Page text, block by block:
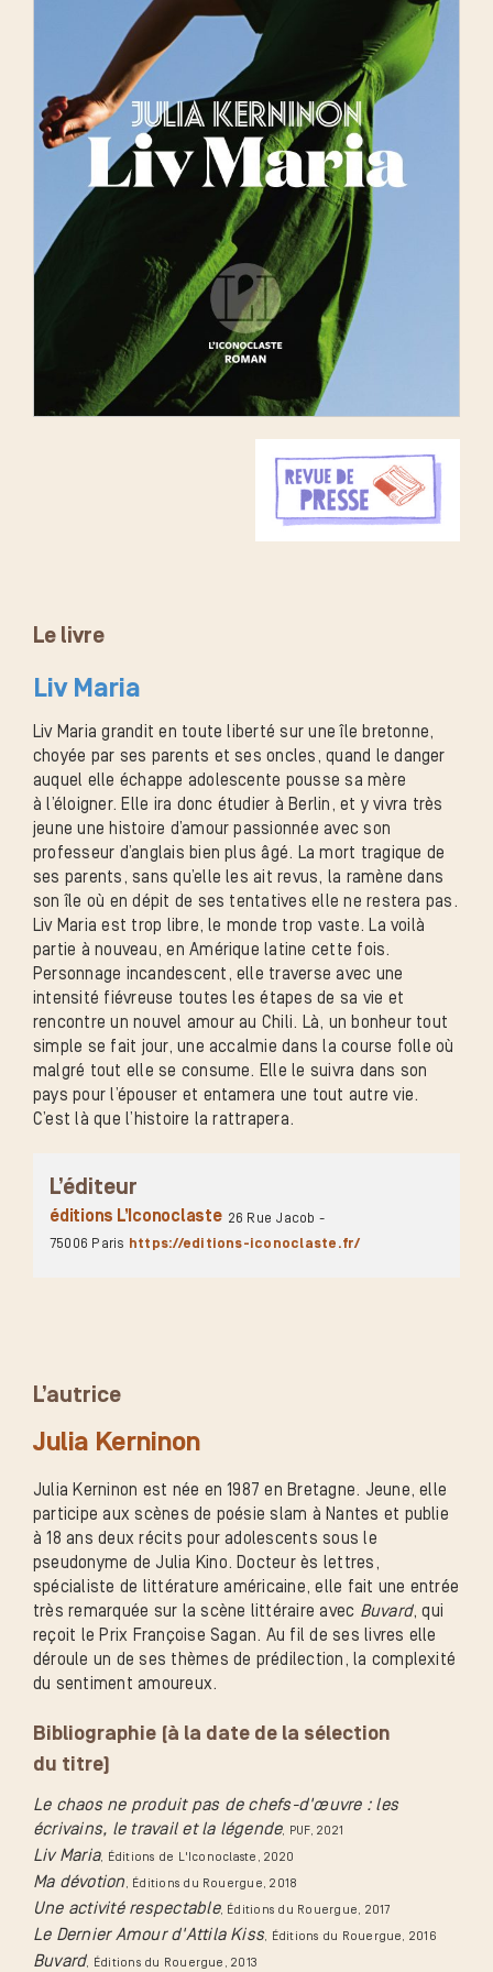
Le livre
Liv Maria
Liv Maria grandit en toute liberté sur une île bretonne,
choyée par ses parents et ses oncles, quand le danger
auquel elle échappe adolescente pousse sa mère
à l’éloigner. Elle ira donc étudier à Berlin, et y vivra très
jeune une histoire d’amour passionnée avec son
professeur d’anglais bien plus âgé. La mort tragique de
ses parents, sans qu’elle les ait revus, la ramène dans
son île où en dépit de ses tentatives elle ne restera pas.
Liv Maria est trop libre, le monde trop vaste. La voilà
partie à nouveau, en Amérique latine cette fois.
Personnage incandescent, elle traverse avec une
intensité fiévreuse toutes les étapes de sa vie et
rencontre un nouvel amour au Chili. Là, un bonheur tout
simple se fait jour, une accalmie dans la course folle où
malgré tout elle se consume. Elle le suivra dans son
pays pour l’épouser et entamera une tout autre vie.
C’est là que l’histoire la rattrapera.
L’éditeur
éditions L’Iconoclaste 26 Rue Jacob -
75006 Paris https://editions-iconoclaste.fr/
L’autrice
Julia Kerninon
Julia Kerninon est née en 1987 en Bretagne. Jeune, elle
participe aux scènes de poésie slam à Nantes et publie
à 18 ans deux récits pour adolescents sous le
pseudonyme de Julia Kino. Docteur ès lettres,
spécialiste de littérature américaine, elle fait une entrée
très remarquée sur la scène littéraire avec Buvard, qui
reçoit le Prix Françoise Sagan. Au fil de ses livres elle
déroule un de ses thèmes de prédilection, la complexité
du sentiment amoureux.
Bibliographie (à la date de la sélection
du titre)
Le chaos ne produit pas de chefs-d'œuvre : les
écrivains, le travail et la légende, PUF, 2021
Liv Maria, Éditions de L'Iconoclaste , 2020
Ma dévotion, Éditions du Rouergue, 2018
Une activité respectable, Éditions du Rouergue, 2017
Le Dernier Amour d'Attila Kiss, Éditions du Rouergue, 2016
Buvard, Éditions du Rouergue , 2013